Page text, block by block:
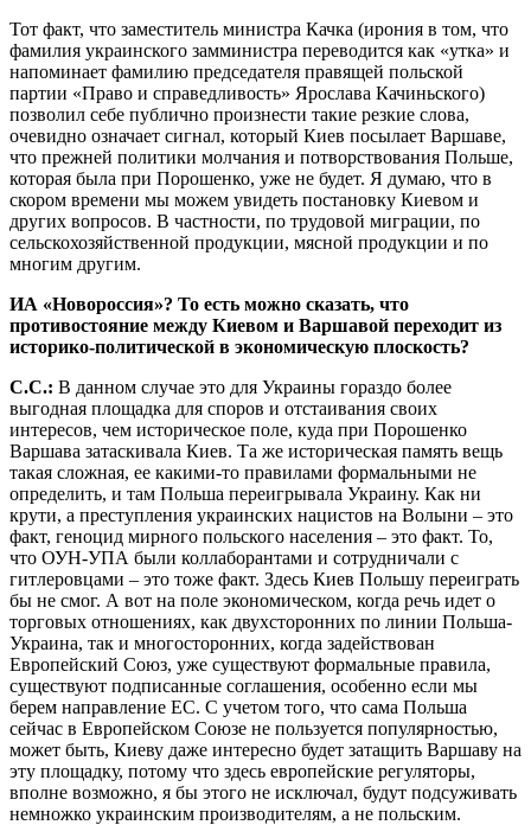
Тот факт, что заместитель министра Качка (ирония в том, что
фамилия украинского замминистра переводится как «утка» и
напоминает фамилию председателя правящей польской
партии «Право и справедливость» Ярослава Качиньского)
позволил себе публично произнести такие резкие слова,
очевидно означает сигнал, который Киев посылает Варшаве,
что прежней политики молчания и потворствования Польше,
которая была при Порошенко, уже не будет. Я думаю, что в
скором времени мы можем увидеть постановку Киевом и
других вопросов. В частности, по трудовой миграции, по
сельскохозяйственной продукции, мясной продукции и по
многим другим.
ИА «Новороссия»? То есть можно сказать, что
противостояние между Киевом и Варшавой переходит из
историко-политической в экономическую плоскость?
С.С.: В данном случае это для Украины гораздо более
выгодная площадка для споров и отстаивания своих
интересов, чем историческое поле, куда при Порошенко
Варшава затаскивала Киев. Та же историческая память вещь
такая сложная, ее какими-то правилами формальными не
определить, и там Польша переигрывала Украину. Как ни
крути, а преступления украинских нацистов на Волыни – это
факт, геноцид мирного польского населения – это факт. То,
что ОУН-УПА были коллаборантами и сотрудничали с
гитлеровцами – это тоже факт. Здесь Киев Польшу переиграть
бы не смог. А вот на поле экономическом, когда речь идет о
торговых отношениях, как двухсторонних по линии Польша-
Украина, так и многосторонних, когда задействован
Европейский Союз, уже существуют формальные правила,
существуют подписанные соглашения, особенно если мы
берем направление ЕС. С учетом того, что сама Польша
сейчас в Европейском Союзе не пользуется популярностью,
может быть, Киеву даже интересно будет затащить Варшаву на
эту площадку, потому что здесь европейские регуляторы,
вполне возможно, я бы этого не исключал, будут подсуживать
немножко украинским производителям, а не польским.